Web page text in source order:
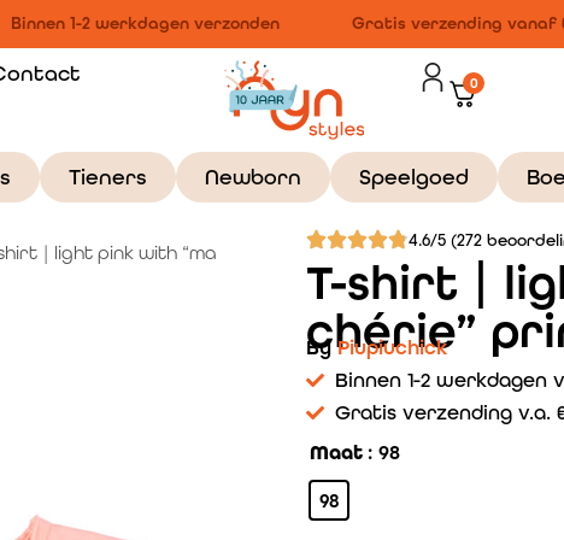
Binnen 1-2 werkdagen verzonden Gratis verzending vanaf
0
Tieners Newborn Speelgoed
| light pink with “ma
4.6/5 (272
T-shirt |
chérie”
ByPiupiuchick
Binnen 1-2 werkdagen
Gratis verzending v.a.
Maat : 98
98